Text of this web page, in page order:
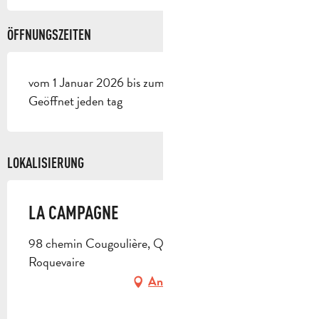
ÖFFNUNGSZEITEN
vom 1 Januar 2026 bis zum 20 Dezember 2026 -
Geöffnet jeden tag
LOKALISIERUNG
LA CAMPAGNE
98 chemin Cougoulière, Quartier Valcros, 13360
Roquevaire
Anfahrt